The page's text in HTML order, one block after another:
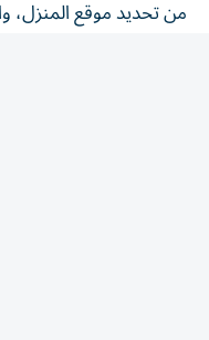
الموجودين في المكان.